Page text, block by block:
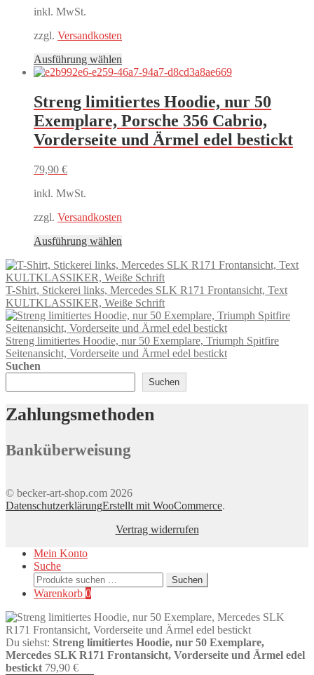
inkl. MwSt.
zzgl. Versandkosten
Ausführung wählen
Produkt
mehrere
Varianten
auf.
Die
Optionen
werden
Streng limitiertes Hoodie, nur 50
Exemplare, Porsche 356 Cabrio,
Vorderseite und Ärmel edel bestickt
79,90 €
inkl. MwSt.
zzgl. Versandkosten
Ausführung wählen
weist
mehrere
Varianten
auf.
Die
Optionen
können
auf
Produktseite
gewählt
T-Shirt, Stickerei links, Mercedes SLK R171 Frontansicht, Text
KULTKLASSIKER, Weiße Schrift
Streng limitiertes Hoodie, nur 50 Exemplare, Triumph Spitfire
Seitenansicht, Vorderseite und Ärmel edel bestickt
Suchen
Suchen
Zahlungsmethoden
Banküberweisung
© becker-art-shop.com 2026
DatenschutzerklärungErstellt mit WooCommerce.
Vertrag widerrufen
Mein Konto
Suche
Suchen
nach:
Suchen
Warenkorb 0
Du siehst: Streng limitiertes Hoodie, nur 50 Exemplare,
Mercedes SLK R171 Frontansicht, Vorderseite und Ärmel edel
bestickt 79,90 €